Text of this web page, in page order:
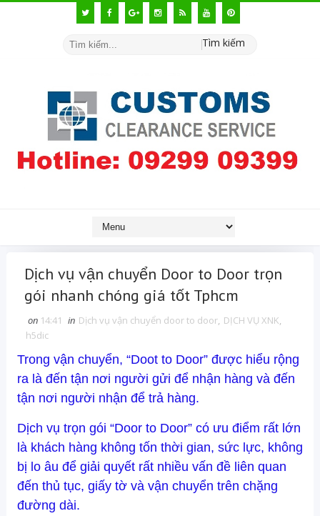
Tìm kiếm
Dịch vụ vận chuyển Door to Door trọn
gói nhanh chóng giá tốt Tphcm
on 14:41 in Dịch vụ vận chuyển door to door, DỊCH VỤ XNK,
h5dic
Trong vận chuyển, “Doot to Door” được hiểu rộng
ra là đến tận nơi người gửi để nhận hàng và đến
tận nơi người nhận để trả hàng.
Dịch vụ trọn gói “Door to Door” có ưu điểm rất lớn
là khách hàng không tốn thời gian, sức lực, không
bị lo âu để giải quyết rất nhiều vấn đề liên quan
đến thủ tục, giấy tờ và vận chuyển trên chặng
đường dài.